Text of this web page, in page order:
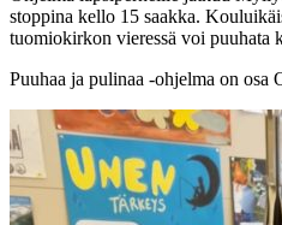
stoppina kello 15 saakka.
tuomiokirkon vieressä voi puuhata
Puuhaa ja pulinaa -ohjelma on